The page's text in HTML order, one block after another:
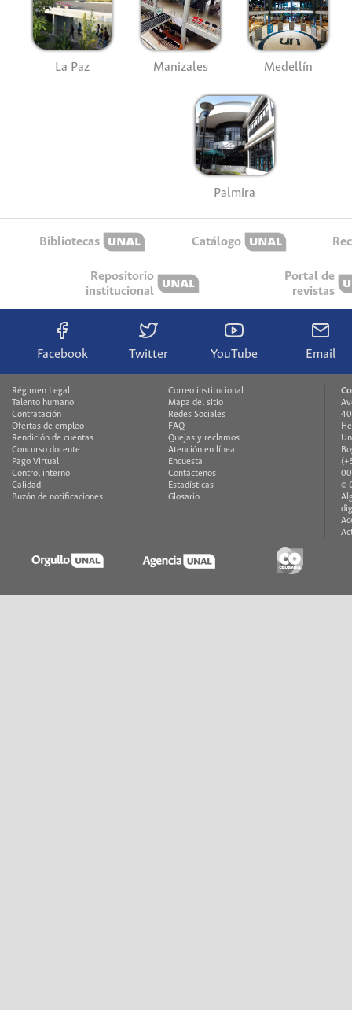
La Paz Manizales Medellín
Palmira
Bibliotecas Catálogo
Repositorio
institucional
Portal de
revistas
Facebook Twitter YouTube Email
Régimen Legal
Talento humano
Contratación
Ofertas de empleo
Rendición de cuentas
Concurso docente
Pago Virtual
Control interno
Calidad
Buzón de notificaciones
Correo institucional
Mapa del sitio
Redes Sociales
FAQ
Quejas y reclamos
Atención en línea
Encuesta
Contáctenos
Estadísticas
Glosario
©